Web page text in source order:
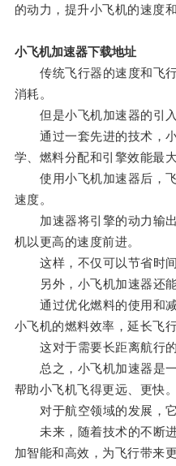
的动力，提升小飞机的速度
小飞机加速器下载地址
传统飞行器的速度和飞行
消耗。
但是小飞机加速器的引入
通过一套先进的技术，小
学、燃料分配和引擎效能最大
使用小飞机加速器后，飞
速度。
加速器将引擎的动力输出
机以更高的速度前进。
这样，不仅可以节省时间
另外，小飞机加速器还能
通过优化燃料的使用和减
小飞机的燃料效率，延长飞
这对于需要长距离航行的
总之，小飞机加速器是一
帮助小飞机飞得更远、更快。
对于航空领域的发展，它
未来，随着技术的不断进
加智能和高效，为飞行带来